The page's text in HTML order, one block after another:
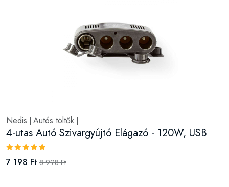
Nedis | Autós töltők |
4-utas Autó Szivargyújtó Elágazó - 120W, USB
7 198 Ft 8 998 Ft